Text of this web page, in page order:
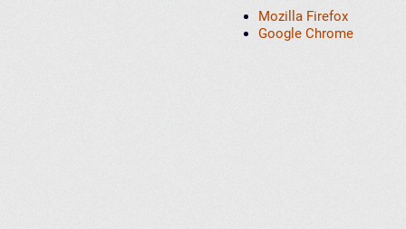
Mozilla Firefox
Google Chrome